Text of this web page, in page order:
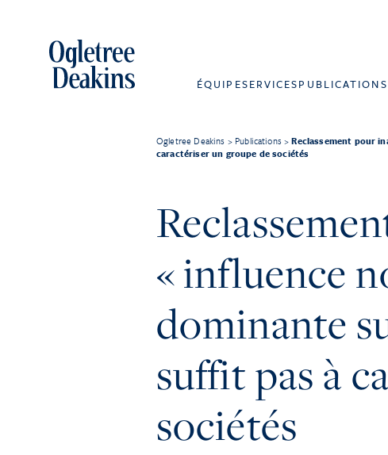
ÉQUIPESERVICESPUBLICATIONS
Ogletree Deakins > Publications >Reclassement pour
caractériser un groupe de sociétés
« influence
dominante
suffit pas à
sociétés